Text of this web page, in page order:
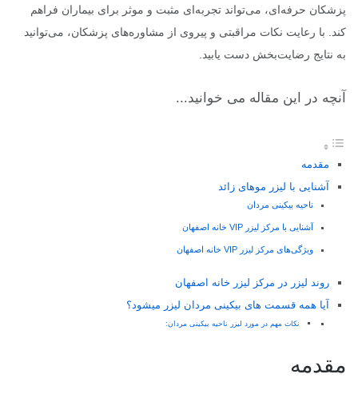
پزشکان حرفه‌ای، می‌تواند تجربه‌ای مثبت و موثر برای بیماران فراهم
کند. با رعایت نکات مراقبتی و پیروی از مشاوره‌های پزشکان، می‌توانید
به نتایج رضایت‌بخش دست یابید.
آنچه در این مقاله می خوانید...
مقدمه
آشنایی با لیزر موهای زائد
ناحیه بیکینی مردان
آشنایی با مرکز لیزر VIP خانه اصفهان
ویژگی‌های مرکز لیزر VIP خانه اصفهان
روند لیزر در مرکز لیزر خانه اصفهان
آیا همه قسمت های بیکینی مردان لیزر میشود؟
نکات مهم در مورد لیزر ناحیه بیکینی مردان:
مقدمه